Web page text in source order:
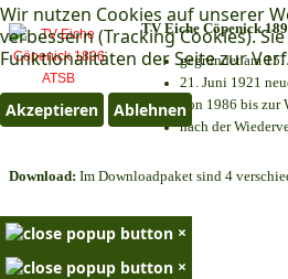
Wir nutzen Cookies auf unserer
verbessern (Tracking Cookies).
Funktionalitäten der Seite zur
Akzeptieren Ablehnen
TV Eiche Cöpenick
gegründet am
21. Juni 1921
von 1986 bis zur
nach der
Download: Im Downloadpaket sind 4
×
×